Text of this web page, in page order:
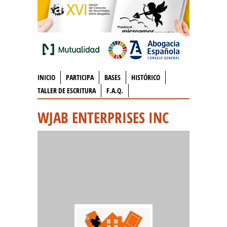
INICIO PARTICIPA BASES
HISTÓRICO
TALLER DE ESCRITURA
F.A.Q.
WJAB ENTERPRISES INC